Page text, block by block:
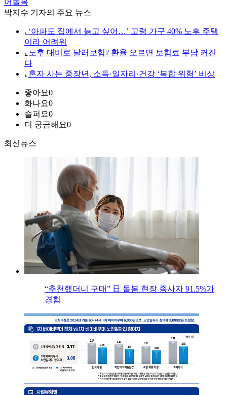
어돌봄
박지수 기자의 주요 뉴스
⌞ ‘아파도 집에서 늙고 싶어…’ 고령 가구 40% 노후 주택
이라 어려워
⌞ 노후 대비로 달러보험? 환율 오르면 보험료 부담 커진
다
⌞ 혼자 사는 중장년, 소득·일자리·건강 ‘복합 위험’ 비상
좋아요0
화나요0
슬퍼요0
더 궁금해요0
최신뉴스
“추천했더니 구매” 日 돌봄 현장 종사자 91.5%가
경험